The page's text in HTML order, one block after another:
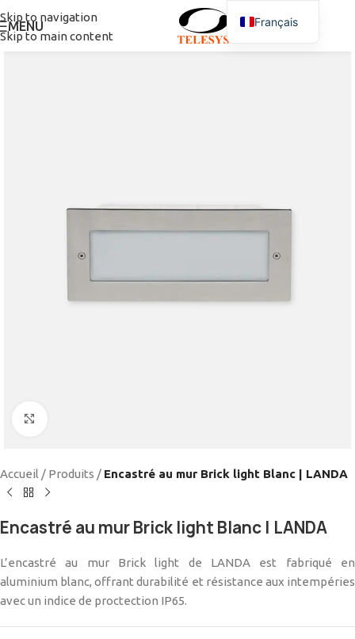
Skip to navigation
Skip to main content
MENU
Accueil / Produits / Encastré au mur Brick light Blanc | LANDA
Encastré au mur Brick light Blanc | LANDA
L’encastré au mur Brick light de LANDA est fabriqué en
aluminium blanc, offrant durabilité et résistance aux intempéries
avec un indice de proctection IP65.
Français